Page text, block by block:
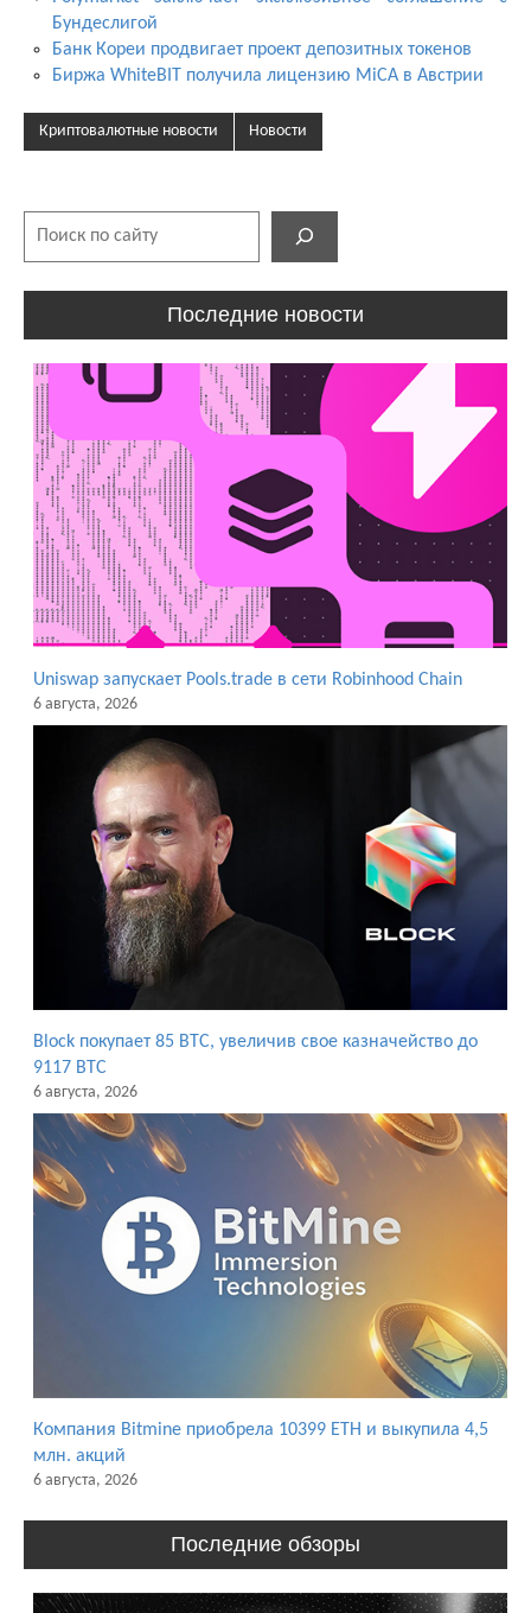
Бундеслигой
Банк Кореи продвигает проект депозитных токенов
Биржа WhiteBIT получила лицензию MiCA в Австрии
Криптовалютные новости Новости
Последние новости
Uniswap запускает Pools.trade в сети Robinhood Chain
6 августа, 2026
Block покупает 85 BTC, увеличив свое казначейство до
9117 BTC
6 августа, 2026
Компания Bitmine приобрела 10399 ETH и выкупила 4,5
млн. акций
6 августа, 2026
Последние обзоры